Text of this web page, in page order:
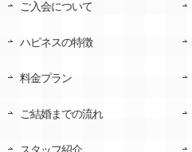
ご入会について
ハピネスの特徴
料金プラン
ご結婚までの流れ